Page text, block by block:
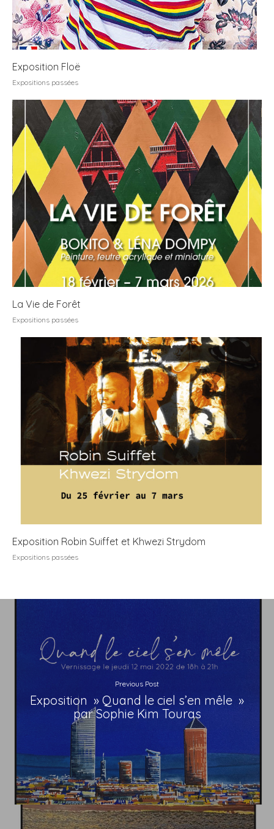
Exposition Floë
Expositions passées
La Vie de Forêt
Expositions passées
Exposition Robin Suiffet et Khwezi Strydom
Expositions passées
Previous Post
Exposition » Quand le ciel s’en mêle »
par Sophie Kim Touras